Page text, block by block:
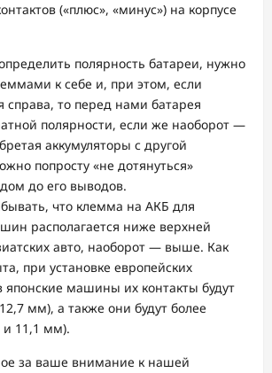
(«плюс», «минус») на корпусе
полярность батареи, нужно
к себе и, при этом, если
справа, то перед нами батарея
полярности, если же наоборот —
аккумуляторы с другой
попросту «не дотянуться»
до его выводов.
что клемма на АКБ для
располагается ниже верхней
авто, наоборот — выше. Как
при установке европейских
японские машины их контакты будут
мм), а также они будут более
11,1 мм).
за ваше внимание к нашей